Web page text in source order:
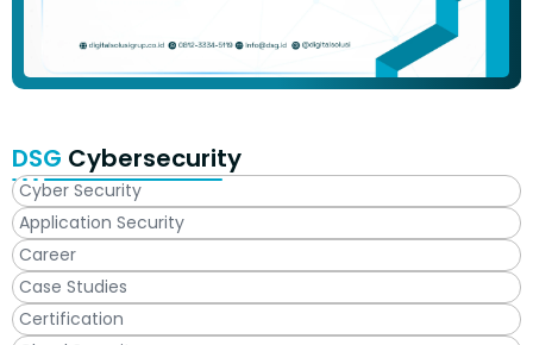
DSG Cybersecurity
Cyber Security
Application Security
Career
Case Studies
Certification